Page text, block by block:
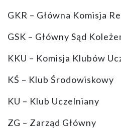
GKR – Główna Komisja
GSK – Główny Sąd
KKU – Komisja Klubów
KŚ – Klub Środowiskowy
KU – Klub Uczelniany
ZG – Zarząd Główny